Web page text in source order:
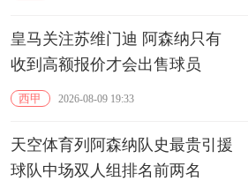
皇马关注苏维门迪 阿森纳只有
收到高额报价才会出售球员
西甲 2026-08-09 19:33
天空体育列阿森纳队史最贵引援
球队中场双人组排名前两名